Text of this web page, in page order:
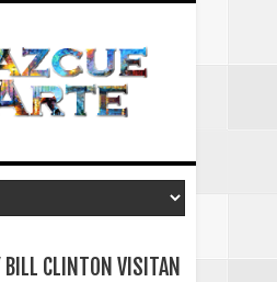
BILL CLINTON VISITAN